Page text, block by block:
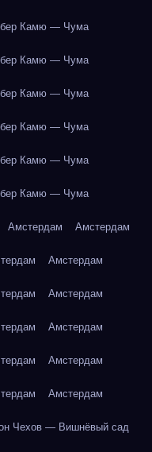
Камю — Чума
Камю — Чума
Камю — Чума
Камю — Чума
Камю — Чума
Камю — Чума
Амстердам Амстердам
Амстердам
Амстердам
Амстердам
Амстердам
Амстердам
Чехов — Вишнёвый сад